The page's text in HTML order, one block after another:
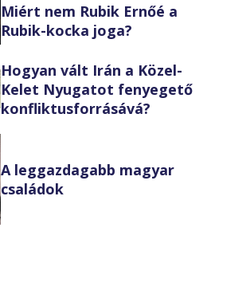
Miért nem Rubik Ernőé a
Rubik-kocka joga?
Hogyan vált Irán a Közel-
Kelet Nyugatot fenyegető
konfliktusforrásává?
A leggazdagabb magyar
családok